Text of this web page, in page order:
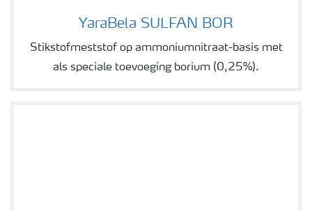
YaraBela SULFAN BOR
Stikstofmeststof op ammoniumnitraat-basis met
als speciale toevoeging borium (0,25%).